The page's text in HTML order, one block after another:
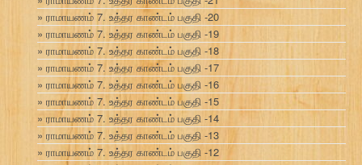
ராமாயணம் 7. உத்தர காண்டம் பகுதி -20
ராமாயணம் 7. உத்தர காண்டம் பகுதி -19
ராமாயணம் 7. உத்தர காண்டம் பகுதி -18
ராமாயணம் 7. உத்தர காண்டம் பகுதி -17
ராமாயணம் 7. உத்தர காண்டம் பகுதி -16
ராமாயணம் 7. உத்தர காண்டம் பகுதி -15
ராமாயணம் 7. உத்தர காண்டம் பகுதி -14
ராமாயணம் 7. உத்தர காண்டம் பகுதி -13
ராமாயணம் 7. உத்தர காண்டம் பகுதி -12